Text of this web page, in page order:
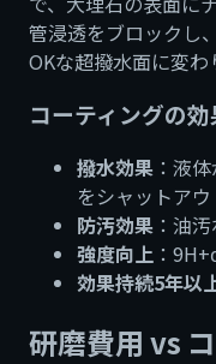
管浸透をブロックし
OKな超撥水面に変わ
コーティングの効
撥水効果 ：液
をシャットアウ
防汚効果 ：油
強度向上 ：
効果持続5年以
研磨費用 vs